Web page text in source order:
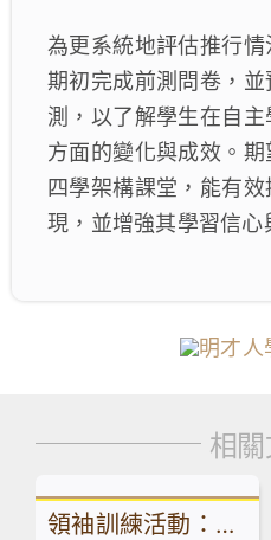
為更系統地評估推行
期初完成前測問卷，
測，以了解學生在自
方面的變化與成效。
四學架構課堂，能有
現，並增強其學習信心
相
領袖訓練活動：訓